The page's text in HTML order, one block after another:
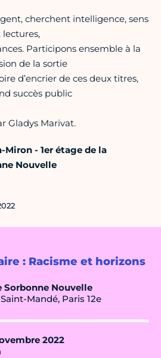
: Racisme et horizons
Nouvelle
Mandé, Paris 12e
2022
cherchent intelligence, sens
Participons ensemble à la
de la sortie
d’encrier de ces deux titres,
succès public
Gladys Marivat.
- 1er étage de la
Nouvelle